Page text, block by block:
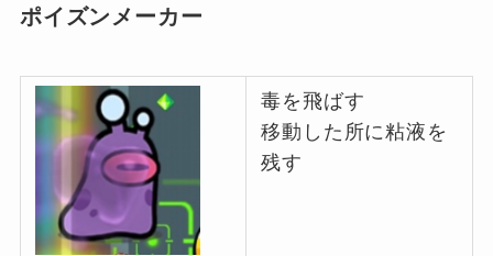
ポイズンメーカー
毒を飛ばす
移動した所に粘液を
残す